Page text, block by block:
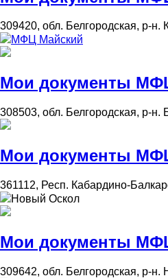
309420, обл. Белгородская, р-н.
МФЦ Майский
Мои документы
308503, обл. Белгородская, р-н.
Мои документы
361112, Респ. Кабардино-
Новый Оскол
Мои документы
309642, обл. Белгородская, р-н.